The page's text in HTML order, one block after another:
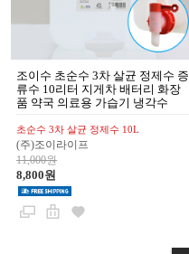
조이수 초순수 3차 살균 정제수 증
류수 10리터 지게차 배터리 화장
품 약국 의료용 가습기 냉각수
초순수 3차 살균 정제수 10L
(주)조이라이프
11,000원
8,800원